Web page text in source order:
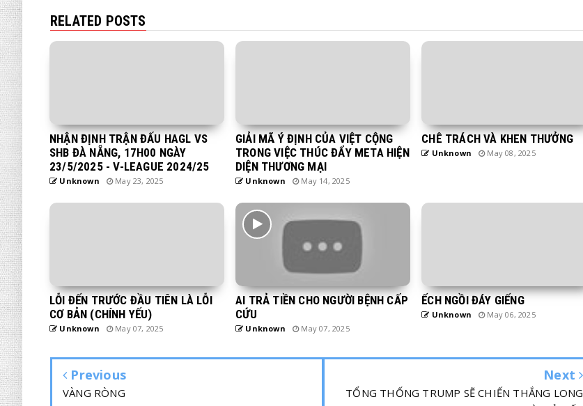
RELATED POSTS
NHẬN ĐỊNH TRẬN ĐẤU HAGL VS
SHB ĐÀ NẴNG, 17H00 NGÀY
23/5/2025 - V-LEAGUE 2024/25
Unknown May 23, 2025
GIẢI MÃ Ý ĐỊNH CỦA VIỆT CỘNG
TRONG VIỆC THÚC ĐẨY META HIỆN
DIỆN THƯƠNG MẠI
Unknown May 14, 2025
CHÊ TRÁCH VÀ KHEN THƯỞNG
Unknown May 08, 2025
LỖI ĐẾN TRƯỚC ĐẦU TIÊN LÀ LỖI
CƠ BẢN (CHÍNH YẾU)
Unknown May 07, 2025
AI TRẢ TIỀN CHO NGƯỜI BỆNH CẤP
CỨU
Unknown May 07, 2025
ẾCH NGỒI ĐÁY GIẾNG
Unknown May 06, 2025
Previous
VÀNG RÒNG
Next
TỔNG THỐNG TRUMP SẼ CHIẾN THẮNG LONG